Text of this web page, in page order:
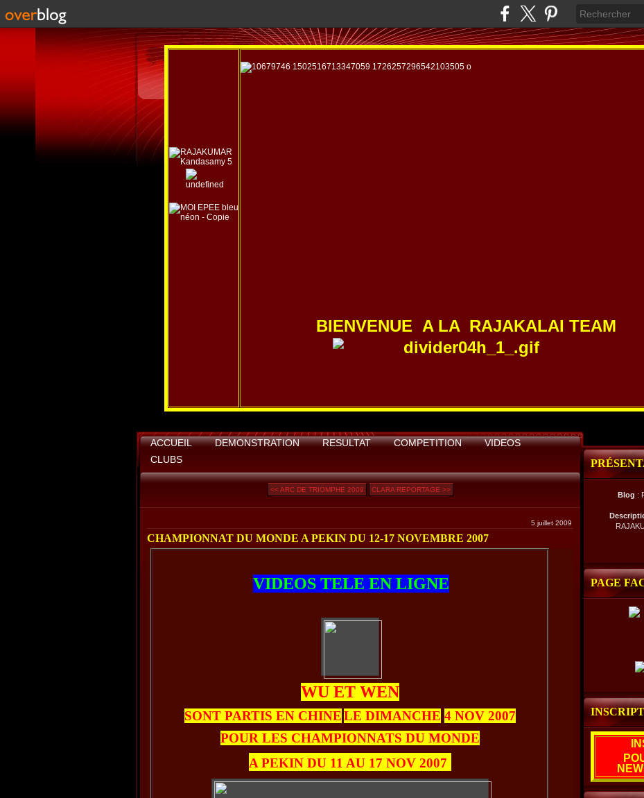
BIENVENUE A LA RAJAKALAI TEAM
ACCUEIL DEMONSTRATION RESULTAT COMPETITION
VIDEOS
CLUBS
<< ARC DE TRIOMPHE 2009 CLARA REPORTAGE >>
5 juillet 2009
CHAMPIONNAT DU MONDE A PEKIN DU 12-17 NOVEMBRE 2007
VIDEOS TELE EN LIGNE
WU ET WEN
SONT PARTIS EN CHINELE DIMANCHE 4 NOV 2007
POUR LES CHAMPIONNATS DU MONDE
A PEKIN DU 11 AU 17 NOV 2007
Blog :
PAGE